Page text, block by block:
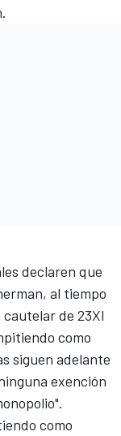
declaren que
al tiempo
de 23XI
como
siguen adelante
exención
como